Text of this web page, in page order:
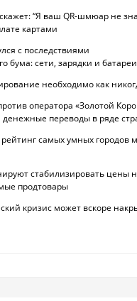
“Я ваш QR-шмюар не
картами
с последствиями
бума: сети, зарядки и батареи
необходимо как
оператора «Золотой
денежные переводы в ряде
самых умных городов
стабилизировать цены
продтовары
кризис может вскоре